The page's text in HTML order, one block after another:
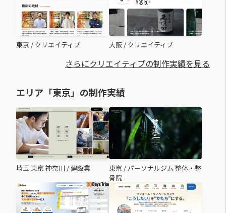
東京 / クリエイティブ 大阪 / クリエイティブ
さらにクリエイティブの制作実績を見る
エリア「東京」の制作実績
埼玉 東京 神奈川 /建設業 東京 /パーソナルジム 整体・整
骨院